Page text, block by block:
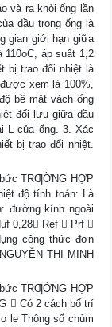
và ra khỏi ống lần
dầu trong ống là
gian giới hạn giữa
áp suất 1,2
bị trao đổi nhiệt là
xem là 100%,
bề mặt vách ống
đối lưu giữa dầu
L của ống. 3. Xác
bị trao đổi nhiệt.
TRƢỜNG HỢP
độ tính toán: Là
đường kính ngoài
0,28 Ref  Prf 
công thức đơn
THỊ MINH
TRƢỜNG HỢP
 Có 2 cách bố trí
le Thông số chùm